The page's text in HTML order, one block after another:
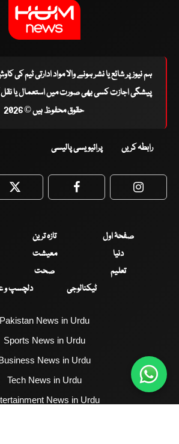
ہم نیوز پر شائع یا نشر ہونے والا مواد ادارتی ٹیم کی
پیشگی اجازت کسی بھی صورت میں استعمال یا نقل
حقوق محفوظ ہیں © 2026
رابطہ کریں پرائیویسی پالیسی
Twitter Facebook
صفحۂ اول تازہ ترین
دنیا
معیشت
تعلیم
صحت
ٹیکنالوجی
دلچسپ و
Pakistan News in Urdu
Sports News in Urdu
News in Urdu
Tech News in Urdu
News in Urdu